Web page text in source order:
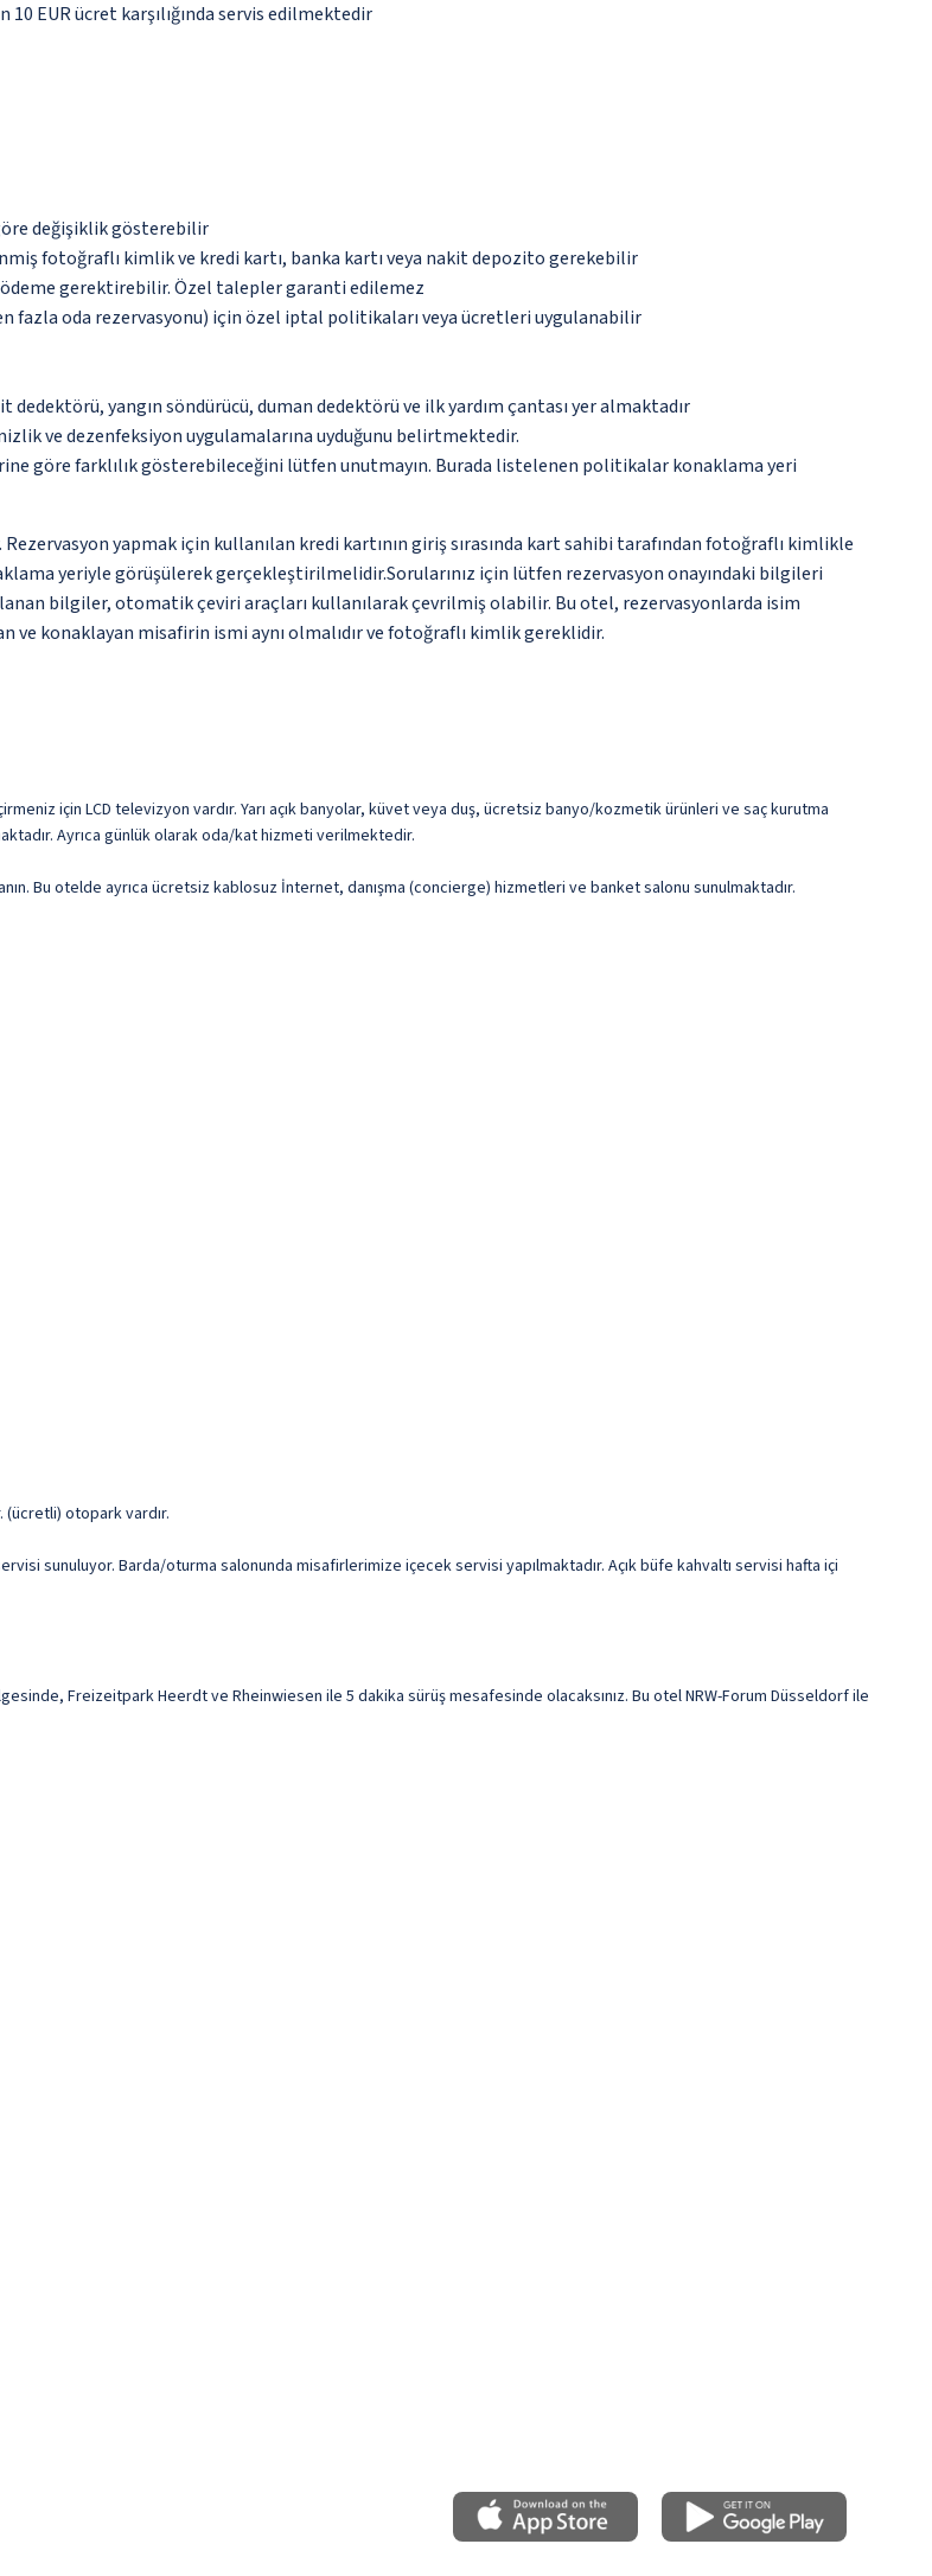
EUR ücret karşılığında servis edilmektedir
değişiklik gösterebilir
fotoğraflı kimlik ve kredi kartı, banka kartı veya nakit depozito gerekebilir
ödeme gerektirebilir. Özel talepler garanti edilemez
fazla oda rezervasyonu) için özel iptal politikaları veya ücretleri uygulanabilir
yangın söndürücü, duman dedektörü ve ilk yardım çantası yer almaktadır
ve dezenfeksiyon uygulamalarına uyduğunu belirtmektedir.
göre farklılık gösterebileceğini lütfen unutmayın. Burada listelenen politikalar konaklama yeri
yapmak için kullanılan kredi kartının giriş sırasında kart sahibi tarafından fotoğraflı kimlikle
yeriyle görüşülerek gerçekleştirilmelidir.Sorularınız için lütfen rezervasyon onayındaki bilgileri
bilgiler, otomatik çeviri araçları kullanılarak çevrilmiş olabilir. Bu otel, rezervasyonlarda isim
konaklayan misafirin ismi aynı olmalıdır ve fotoğraflı kimlik gereklidir.
için LCD televizyon vardır. Yarı açık banyolar, küvet veya duş, ücretsiz banyo/kozmetik ürünleri ve saç kurutma
Ayrıca günlük olarak oda/kat hizmeti verilmektedir.
Bu otelde ayrıca ücretsiz kablosuz İnternet, danışma (concierge) hizmetleri ve banket salonu sunulmaktadır.
(ücretli) otopark vardır.
sunuluyor. Barda/oturma salonunda misafirlerimize içecek servisi yapılmaktadır. Açık büfe kahvaltı servisi hafta içi
Freizeitpark Heerdt ve Rheinwiesen ile 5 dakika sürüş mesafesinde olacaksınız. Bu otel NRW-Forum Düsseldorf ile